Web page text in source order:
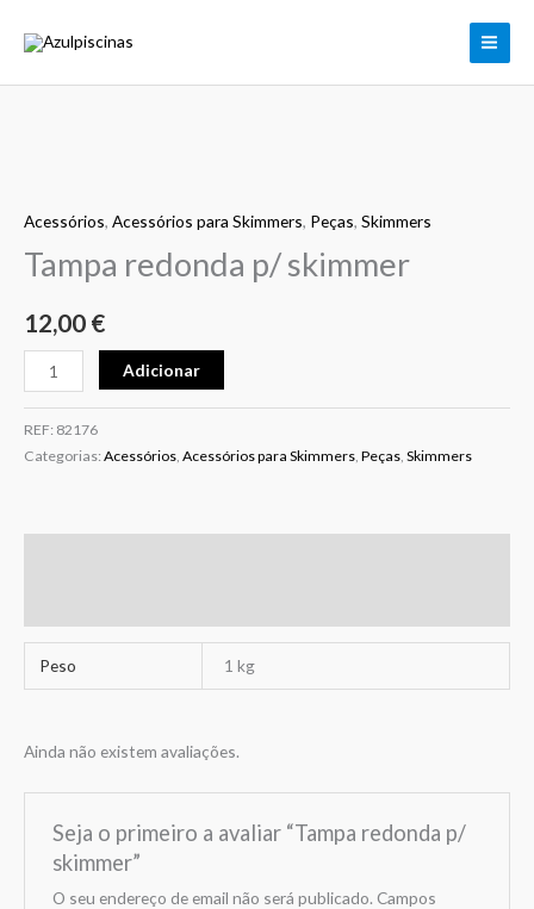
Acessórios, Acessórios para Skimmers, Peças, Skimmers
Tampa redonda p/ skimmer
12,00 €
Tampa
redonda
skimmer
Adicionar
REF: 82176
Categorias: Acessórios Acessórios para Skimmers Peças Skimmers
Peso 1 kg
Ainda não existem avaliações.
Seja o primeiro a avaliar “Tampa redonda p/
skimmer”
O seu endereço de email não será publicado. Campos
redonda
skimmer